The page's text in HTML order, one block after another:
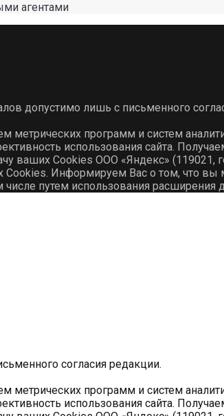
агентами
допустимо лишь с письменного
метрических программ и систем
использования сайта.
ваших Cookies ООО «Яндекс» (119021,
Информируем Вас о том, что вы
путем использования
согласия редакции.
метрических программ и систем
использования сайта.